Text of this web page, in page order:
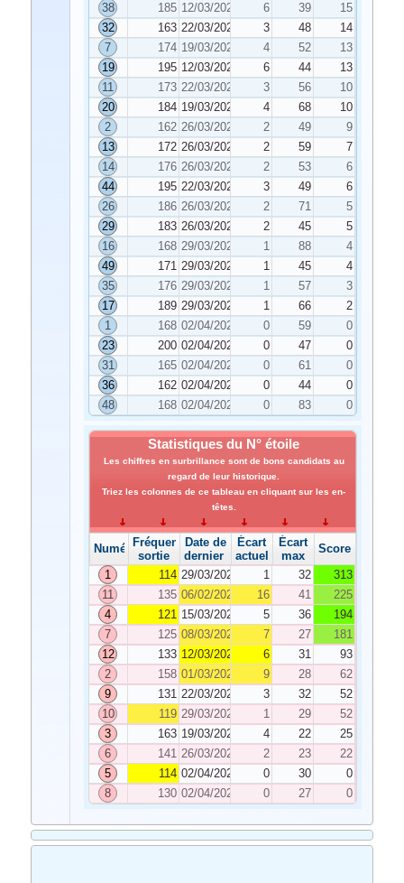
38
185 12/03/2024 6 39
15
32
163 22/03/2024 3 48
14
7
174 19/03/2024 4 52
13
19
195 12/03/2024 6 44
13
11
173 22/03/2024 3 56
10
20
184 19/03/2024 4 68
10
2
162 26/03/2024 2 49
9
13
172 26/03/2024 2 59
7
14
176 26/03/2024 2 53
6
44
195 22/03/2024 3 49
6
26
186 26/03/2024 2 71
5
29
183 26/03/2024 2 45
5
16
168 29/03/2024 1 88
4
49
171 29/03/2024 1 45
4
35
176 29/03/2024 1 57
3
17
189 29/03/2024 1 66
2
1
168 02/04/2024 0 59
0
23
200 02/04/2024 0 47
0
31
165 02/04/2024 0 61
0
36
162 02/04/2024 0 44
0
48
168 02/04/2024 0 83 0
Statistiques du N° étoile
Les chiffres en surbrillance sont de bons candidats au
regard de leur historique.
Triez les colonnes de ce tableau en cliquant sur les en-
têtes.
NuméroFréquence de
sortie
Date de
dernier tirage
Écart
actuel
Écart
max
Score
1
114 29/03/2024 1 32
313
11
135 06/02/2024 16 41
225
4
121 15/03/2024 5 36
194
7
125 08/03/2024 7 27
181
12
133 12/03/2024 6 31
93
2
158 01/03/2024 9 28
62
9
131 22/03/2024 3 32
52
10
119 29/03/2024 1 29
52
3
163 19/03/2024 4 22
25
6
141 26/03/2024 2 23
22
5
114 02/04/2024 0 30
0
8
130 02/04/2024 0 27 0